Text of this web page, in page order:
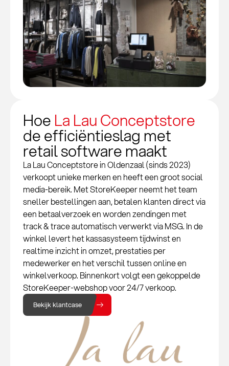
Hoe La Lau Conceptstore
de efficiëntieslag met
retail software maakt
La Lau Conceptstore in Oldenzaal (sinds 2023)
verkoopt unieke merken en heeft een groot social
media-bereik. Met StoreKeeper neemt het team
sneller bestellingen aan, betalen klanten direct via
een betaalverzoek en worden zendingen met
track & trace automatisch verwerkt via MSG. In de
winkel levert het kassasysteem tijdwinst en
realtime inzicht in omzet, prestaties per
medewerker en het verschil tussen online en
winkelverkoop. Binnenkort volgt een gekoppelde
StoreKeeper-webshop voor 24/7 verkoop.
Bekijk klantcase